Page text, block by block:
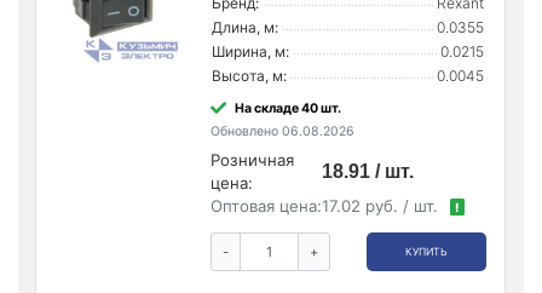
Длина, м:
0.0355
Ширина, м:
0.0215
Высота, м:
0.0045
На складе 40 шт.
Обновлено 06.08.2026
Розничная
цена:
18.91 / шт.
Оптовая цена:17.02 руб. / шт. !
- + КУПИТЬ